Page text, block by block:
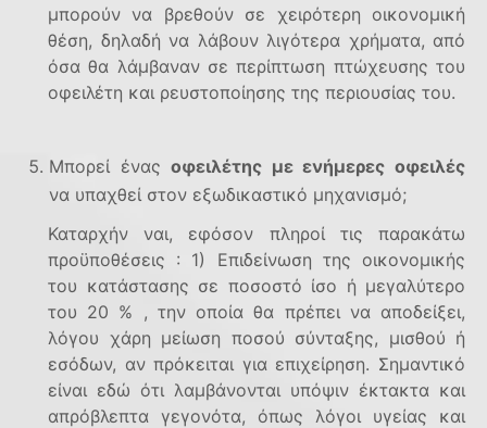
μπορούν να βρεθούν σε χειρότερη οικονομική
θέση, δηλαδή να λάβουν λιγότερα χρήματα, από
όσα θα λάμβαναν σε περίπτωση πτώχευσης του
οφειλέτη και ρευστοποίησης της περιουσίας του.
Μπορεί έναςοφειλέτης με ενήμερες οφειλές
να υπαχθεί στον εξωδικαστικό μηχανισμό;
Καταρχήν ναι, εφόσον πληροί τις παρακάτω
προϋποθέσεις : 1) Επιδείνωση της οικονομικής
του κατάστασης σε ποσοστό ίσο ή μεγαλύτερο
του 20 % , την οποία θα πρέπει να αποδείξει,
λόγου χάρη μείωση ποσού σύνταξης, μισθού ή
εσόδων, αν πρόκειται για επιχείρηση. Σημαντικό
είναι εδώ ότι λαμβάνονται υπόψιν έκτακτα και
απρόβλεπτα γεγονότα, όπως λόγοι υγείας και